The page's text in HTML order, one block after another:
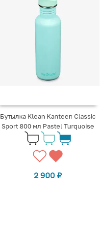
Бутылка Klean Kanteen Classic
Sport 800 мл Pastel Turquoise
2 900 ₽